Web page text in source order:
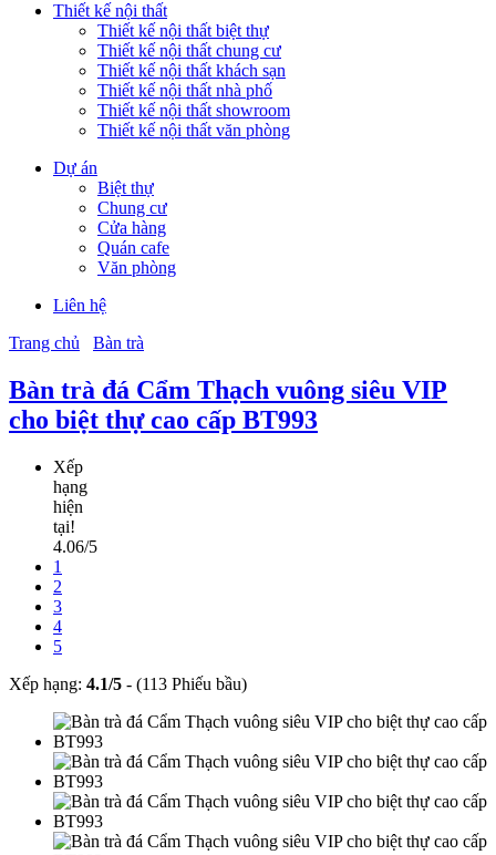
Thiết kế nội thất
Thiết kế nội thất biệt thự
Thiết kế nội thất chung cư
Thiết kế nội thất khách sạn
Thiết kế nội thất nhà phố
Thiết kế nội thất showroom
Thiết kế nội thất văn phòng
Dự án
Biệt thự
Chung cư
Cửa hàng
Quán cafe
Văn phòng
Liên hệ
Trang chủ
Bàn trà
Bàn trà đá Cẩm Thạch vuông siêu VIP
cho biệt thự cao cấp BT993
Xếp
hạng
hiện
tại!
4.06/5
1
2
3
4
5
Xếp hạng: 4.1/5 - (113 Phiếu bầu)